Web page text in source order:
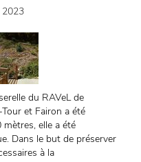
2023
du RAVeL de
et Fairon a été
mètres, elle a été
Dans le but de préserver
à la